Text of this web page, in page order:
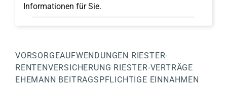
Informationen für Sie.
VORSORGEAUFWENDUNGEN RIESTER-
RENTENVERSICHERUNG RIESTER-VERTRÄGE
EHEMANN BEITRAGSPFLICHTIGE EINNAHMEN